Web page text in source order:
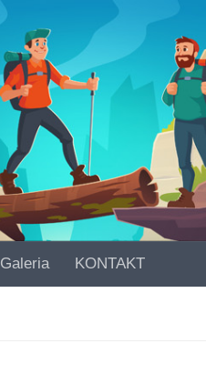
Galeria KONTAKT